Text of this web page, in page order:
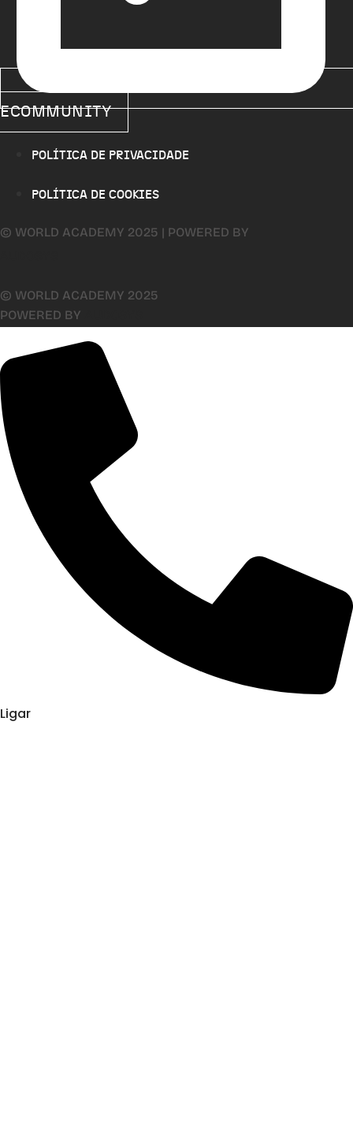
ECOMMUNITY
POLÍTICA DE PRIVACIDADE
POLÍTICA DE COOKIES
© WORLD ACADEMY 2025 | POWERED BY
© WORLD ACADEMY 2025
POWERED BY
Ligar